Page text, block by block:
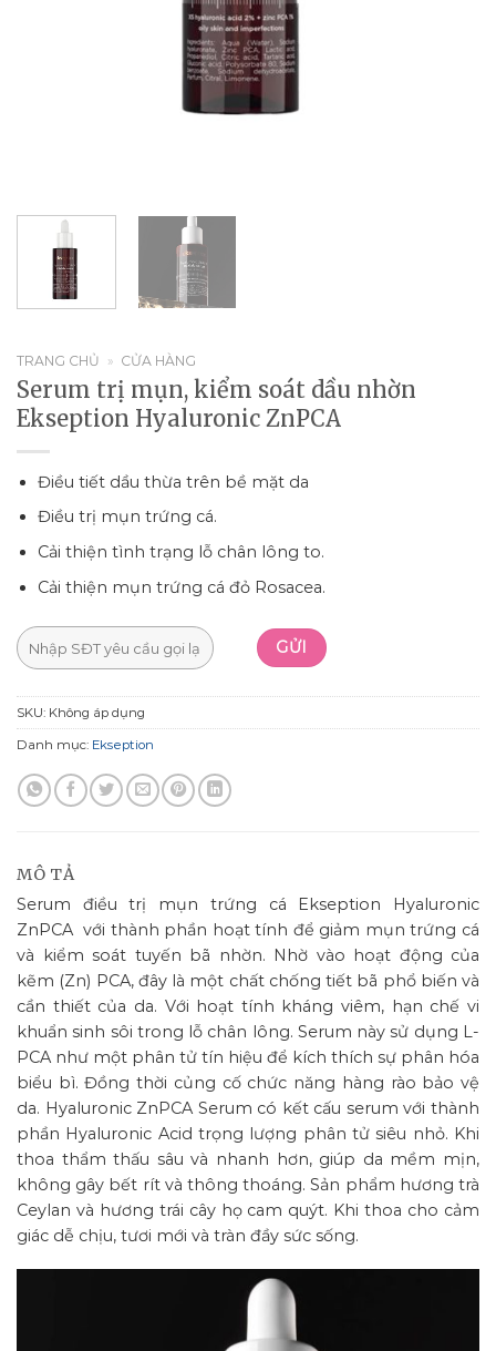
TRANG CHỦ » CỬA HÀNG
Serum trị mụn, kiểm soát dầu nhờn
Ekseption Hyaluronic ZnPCA
Điều tiết dầu thừa trên bề mặt da
Điều trị mụn trứng cá.
Cải thiện tình trạng lỗ chân lông to.
Cải thiện mụn trứng cá đỏ Rosacea.
SKU: Không áp dụng
Danh mục: Ekseption
MÔ TẢ
Serum điều trị mụn trứng cá Ekseption Hyaluronic
ZnPCA với thành phần hoạt tính để giảm mụn trứng cá
và kiểm soát tuyến bã nhờn. Nhờ vào hoạt động của
kẽm (Zn) PCA, đây là một chất chống tiết bã phổ biến và
cần thiết của da. Với hoạt tính kháng viêm, hạn chế vi
khuẩn sinh sôi trong lỗ chân lông. Serum này sử dụng L-
PCA như một phân tử tín hiệu để kích thích sự phân hóa
biểu bì. Đồng thời củng cố chức năng hàng rào bảo vệ
da. Hyaluronic ZnPCA Serum có kết cấu serum với thành
phần Hyaluronic Acid trọng lượng phân tử siêu nhỏ. Khi
thoa thẩm thấu sâu và nhanh hơn, giúp da mềm mịn,
không gây bết rít và thông thoáng. Sản phẩm hương trà
Ceylan và hương trái cây họ cam quýt. Khi thoa cho cảm
giác dễ chịu, tươi mới và tràn đầy sức sống.